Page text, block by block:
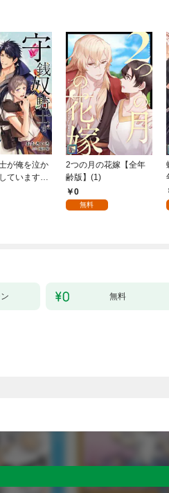
が俺を泣か
ています
2つの月の花嫁【全年
齢版】(1)
0
無料
無料